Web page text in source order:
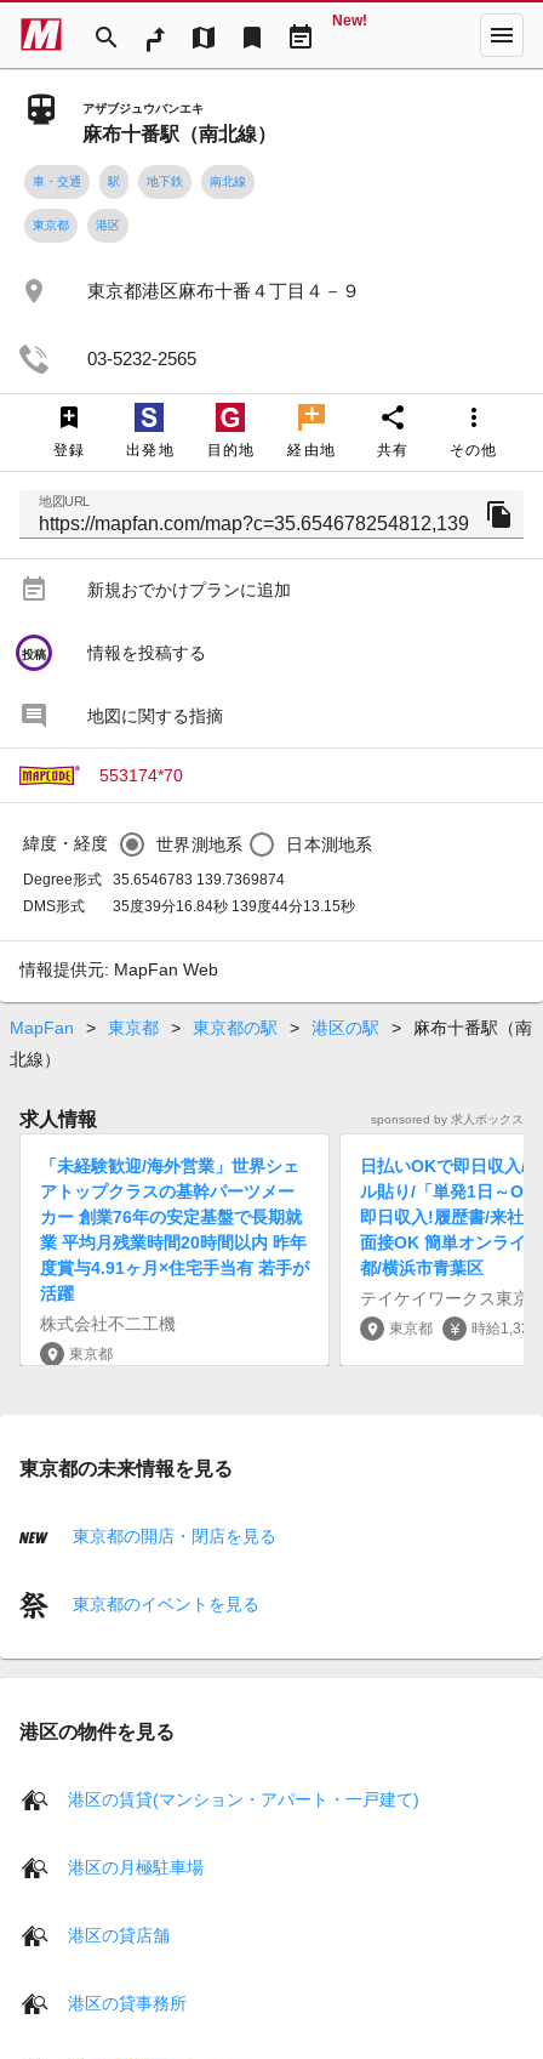
search map bookmark event_note
New! menu
アザブジュウバンエキ
麻布十番駅（南北線）
車・交通 駅 地下鉄 南北線
東京都 港区
place 東京都港区麻布十番４丁目４－９
03-5232-2565
登録 出発地 目的地 経由地
share
共有
more_vert
その他
地図URL file_copy
event_note 新規おでかけプランに追加
circle
投稿 情報を投稿する
地図に関する指摘
553174*70
緯度・経度 世界測地系 日本測地系
Degree形式
35.6546783 139.7369874
DMS形式
35度39分16.84秒 139度44分13.15秒
情報提供元: MapFan Web
MapFan > 東京都 > 東京都の駅 > 港区の駅 >
麻布十番駅（南
北線）
求人情報 sponsored by 求人ボックス
「未経験歓迎/海外営業」世界シェ
アトップクラスの基幹パーツメー
カー 創業76年の安定基盤で長期就
業 平均月残業時間20時間以内 昨年
度賞与4.91ヶ月×住宅手当有 若手が
活躍
株式会社不二工機
location_on 東京都
日払いOKで即日収入/
ル貼り/「単発1日～OK
即日収入!履歴書/来社
面接OK 簡単オンライ
都/横浜市青葉区
テイケイワークス東京
location_on 東京都 currency_yen 時給1,336
東京都の未来情報を見る
東京都の開店・閉店を見る
東京都のイベントを見る
港区の物件を見る
港区の賃貸(マンション・アパート・一戸建て)
港区の月極駐車場
港区の貸店舗
港区の貸事務所